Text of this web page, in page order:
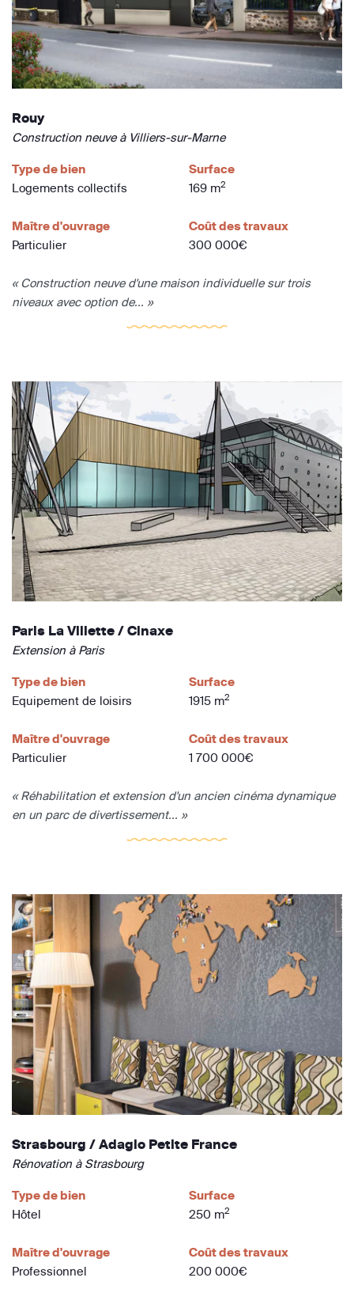
Rouy
Construction neuve à Villiers-sur-Marne
Type de bien
Logements collectifs
Surface
169 m2
Maître d'ouvrage
Particulier
Coût des travaux
300 000€
« Construction neuve d'une maison individuelle sur trois
niveaux avec option de... »
Paris La Villette / Cinaxe
Extension à Paris
Type de bien
Equipement de loisirs
Surface
1915 m2
Maître d'ouvrage
Particulier
Coût des travaux
1 700 000€
« Réhabilitation et extension d'un ancien cinéma dynamique
en un parc de divertissement... »
Strasbourg / Adagio Petite France
Rénovation à Strasbourg
Type de bien
Hôtel
Surface
250 m2
Maître d'ouvrage
Professionnel
Coût des travaux
200 000€